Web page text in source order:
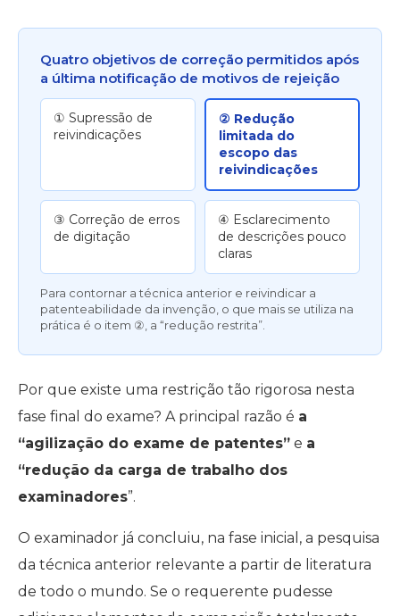
Quatro objetivos de correção permitidos após
a última notificação de motivos de rejeição
① Supressão de
reivindicações
② Redução
limitada do
escopo das
reivindicações
③ Correção de erros
de digitação
④ Esclarecimento
de descrições pouco
claras
Para contornar a técnica anterior e reivindicar a
patenteabilidade da invenção, o que mais se utiliza na
prática é o item ②, a “redução restrita”.
Por que existe uma restrição tão rigorosa nesta
fase final do exame? A principal razão é a
“agilização do exame de patentes” e a
“redução da carga de trabalho dos
examinadores”.
O examinador já concluiu, na fase inicial, a pesquisa
da técnica anterior relevante a partir de literatura
de todo o mundo. Se o requerente pudesse